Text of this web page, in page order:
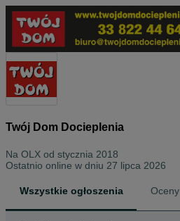
Twój Dom Docieplenia
Na OLX od stycznia 2018
Ostatnio online w dniu 27 lipca 2026
Wszystkie ogłoszenia Oceny